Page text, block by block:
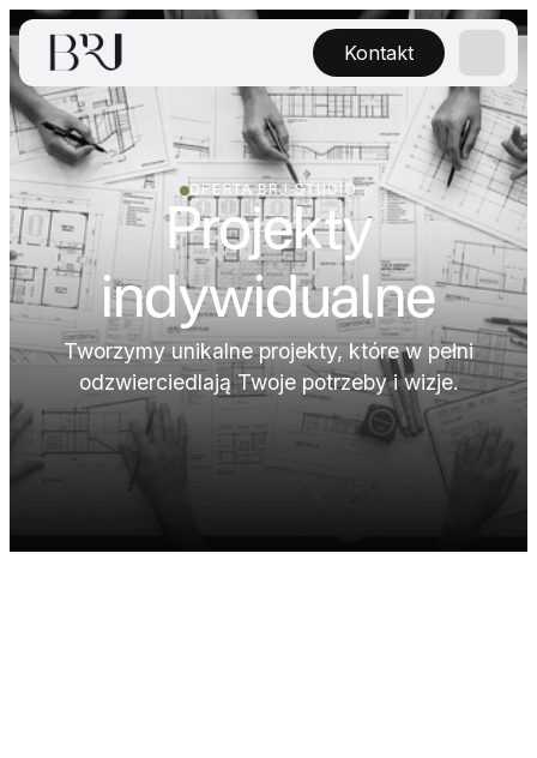
Kontakt
OFERTA BRJ-STUDIO
Projekty
indywidualne
Tworzymy unikalne projekty, które w pełni
odzwierciedlają Twoje potrzeby i wizje.